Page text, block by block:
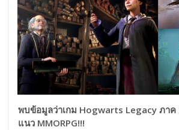
พบข้อมูลว่าเกม Hogwarts Legacy ภาค
แนว MMORPG!!!